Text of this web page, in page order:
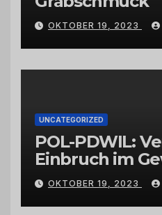
OKTOBER 19, 2023
UNCATEGORIZED
POL-PDWIL:
Einbruch im
Wittlich
OKTOBER 19, 2023